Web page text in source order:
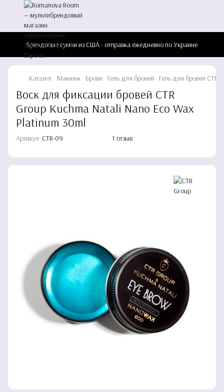
Брендовые сумки из США - отправка ежедневно по Украине
Каталог Макияж Брови Гель для бровей Гель для бровей CTR
Воск для фиксации бровей CTR
Group Kuchma Natali Nano Eco Wax
Platinum 30ml
Артикул: CTR-09 1 отзыв